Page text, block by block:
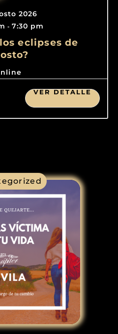
2026
- 7:30 pm
eclipses de
VER DETALLE